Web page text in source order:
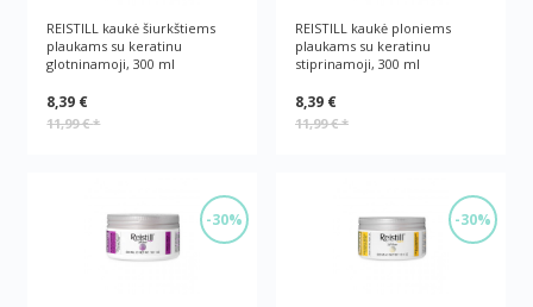
REISTILL kaukė šiurkštiems
plaukams su keratinu
glotninamoji, 300 ml
8,39 €
11,99 €*
REISTILL kaukė ploniems
plaukams su keratinu
stiprinamoji, 300 ml
8,39 €
11,99 €*
-30% -30%